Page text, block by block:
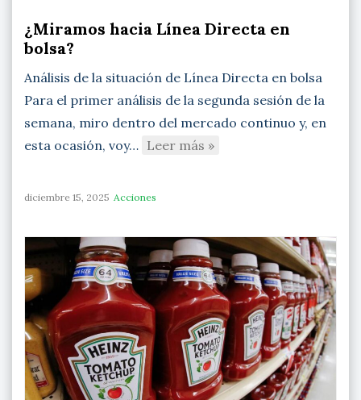
¿Miramos hacia Línea Directa en
bolsa?
Análisis de la situación de Línea Directa en bolsa
Para el primer análisis de la segunda sesión de la
semana, miro dentro del mercado continuo y, en
esta ocasión, voy… Leer más »
diciembre 15, 2025 Acciones